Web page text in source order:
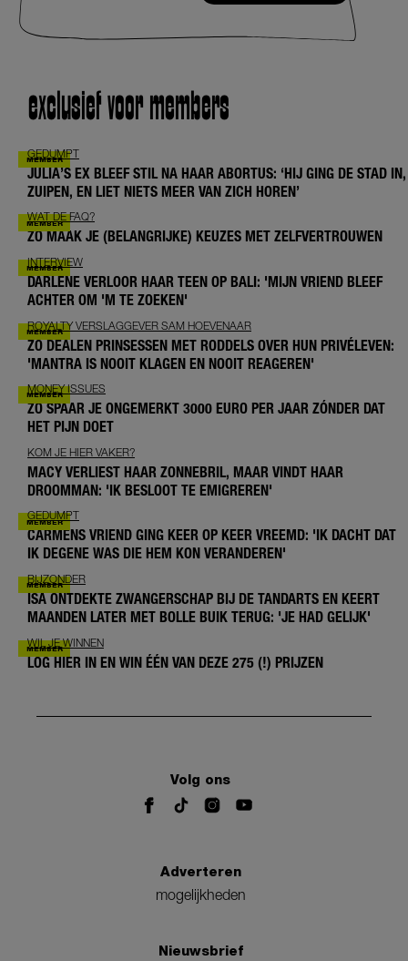
exclusief voor members
GEDUMPT
JULIA’S EX BLEEF STIL NA HAAR ABORTUS: ‘HIJ GING DE STAD IN,
ZUIPEN, EN LIET NIETS MEER VAN ZICH HOREN’
WAT DE FAQ?
ZO MAAK JE (BELANGRIJKE) KEUZES MET ZELFVERTROUWEN
INTERVIEW
DARLENE VERLOOR HAAR TEEN OP BALI: 'MIJN VRIEND BLEEF
ACHTER OM 'M TE ZOEKEN'
ROYALTY VERSLAGGEVER SAM HOEVENAAR
ZO DEALEN PRINSESSEN MET RODDELS OVER HUN PRIVÉLEVEN:
'MANTRA IS NOOIT KLAGEN EN NOOIT REAGEREN'
MONEY ISSUES
ZO SPAAR JE ONGEMERKT 3000 EURO PER JAAR ZÓNDER DAT
HET PIJN DOET
KOM JE HIER VAKER?
MACY VERLIEST HAAR ZONNEBRIL, MAAR VINDT HAAR
DROOMMAN: 'IK BESLOOT TE EMIGREREN'
GEDUMPT
CARMENS VRIEND GING KEER OP KEER VREEMD: 'IK DACHT DAT
IK DEGENE WAS DIE HEM KON VERANDEREN'
BIJZONDER
ISA ONTDEKTE ZWANGERSCHAP BIJ DE TANDARTS EN KEERT
MAANDEN LATER MET BOLLE BUIK TERUG: 'JE HAD GELIJK'
WIL JE WINNEN
LOG HIER IN EN WIN ÉÉN VAN DEZE 275 (!) PRIJZEN
Volg ons
Adverteren
mogelijkheden
Nieuwsbrief